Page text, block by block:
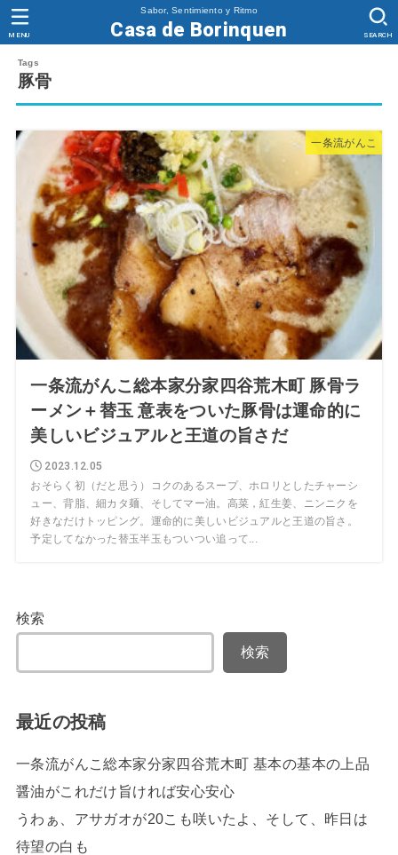
Sabor, Sentimiento y Ritmo
Casa de Borinquen SEARCH
MENU
豚骨
一条流がんこ
一条流がんこ総本家分家四谷荒木町 豚骨ラ
ーメン＋替玉 意表をついた豚骨は運命的に
美しいビジュアルと王道の旨さだ
2023.12.05
おそらく初（だと思う）コクのあるスープ、ホロリとしたチャーシ
ュー、背脂、細カタ麺、そしてマー油。高菜，紅生姜、ニンニクを
好きなだけトッピング。運命的に美しいビジュアルと王道の旨さ。
予定してなかった替玉半玉もついつい追って...
検索
検索
最近の投稿
一条流がんこ総本家分家四谷荒木町 基本の基本の上品
醤油がこれだけ旨ければ安心安心
うわぁ、アサガオが20こも咲いたよ、そして、昨日は
待望の白も